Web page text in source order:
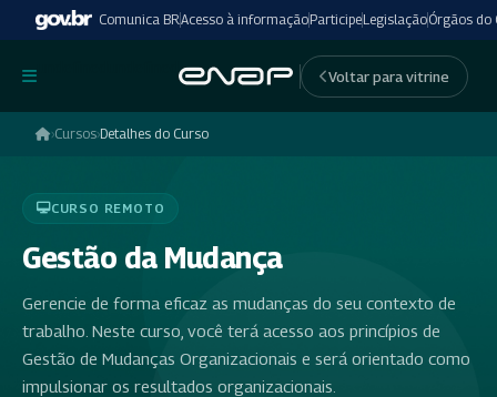
Comunica BRAcesso à informaçãoParticipeLegislaçãoÓrgãos do
Voltar para vitrine
›Cursos›Detalhes do Curso
CURSO REMOTO
Gestão da Mudança
Gerencie de forma eficaz as mudanças do seu contexto de
trabalho. Neste curso, você terá acesso aos princípios de
Gestão de Mudanças Organizacionais e será orientado como
impulsionar os resultados organizacionais.